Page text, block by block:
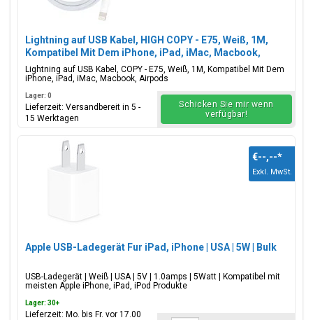
Lightning auf USB Kabel, HIGH COPY - E75, Weiß, 1M,
Kompatibel Mit Dem iPhone, iPad, iMac, Macbook,
Airpods
Lightning auf USB Kabel, COPY - E75, Weiß, 1M, Kompatibel Mit Dem
iPhone, iPad, iMac, Macbook, Airpods
Lager: 0
Lieferzeit: Versandbereit in 5 -
15 Werktagen
Schicken Sie mir wenn
verfügbar!
Apple USB-Ladegerät Fur iPad, iPhone | USA | 5W | Bulk
USB-Ladegerät | Weiß | USA | 5V | 1.0amps | 5Watt | Kompatibel mit
meisten Apple iPhone, iPad, iPod Produkte
€--,--*
Exkl. MwSt.
Lager: 30+
Lieferzeit: Mo. bis Fr. vor 17.00